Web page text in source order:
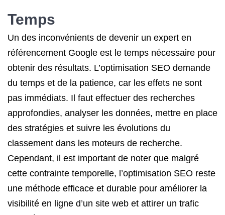
Temps
Un des inconvénients de devenir un expert en
référencement Google est le temps nécessaire pour
obtenir des résultats. L’optimisation SEO demande
du temps et de la patience, car les effets ne sont
pas immédiats. Il faut effectuer des recherches
approfondies, analyser les données, mettre en place
des stratégies et suivre les évolutions du
classement dans les moteurs de recherche.
Cependant, il est important de noter que malgré
cette contrainte temporelle, l’optimisation SEO reste
une méthode efficace et durable pour améliorer la
visibilité en ligne d’un site web et attirer un trafic